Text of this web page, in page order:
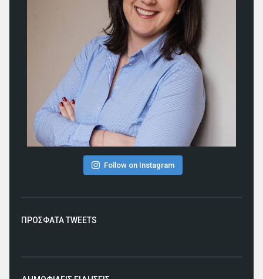
Follow on Instagram
ΠΡΟΣΦΑΤΑ TWEETS